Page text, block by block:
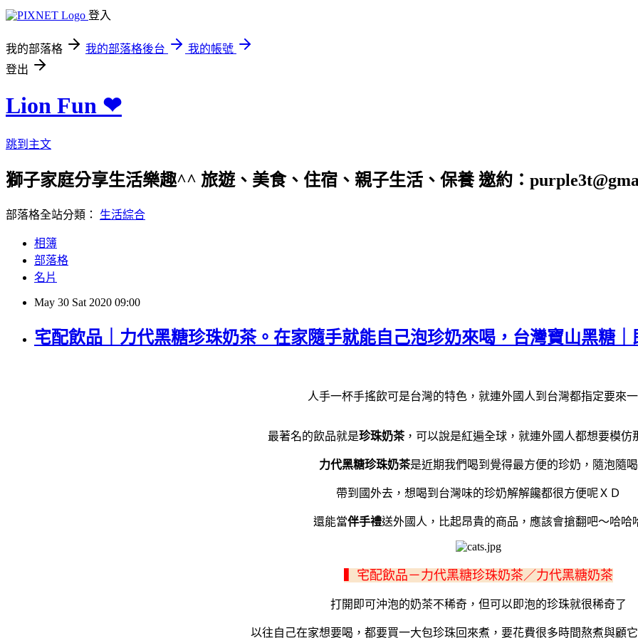
登入
我的部落格 我的部落格後台
我的帳號
登出
Lion Fun ❤
跳到主文
獅子家庭分享生活樂趣^^ 旅遊、美食、住宿、親子生活、保養 邀約：
部落格全站分類： 生活綜合
相簿
部落格
名片
May 30 Sat 2020 09:00
宅配飲品｜力代黑糖珍珠奶茶。在家隨手就能自己泡珍奶來喝，台灣寶山黑糖
人手一杯手搖飲可是台灣的特色，就連外國人到台灣都指定要來
最著名的飲品就是珍珠奶茶，可以說是紅遍全球，就連外國人都想要模仿
力代黑糖珍珠奶茶是近期我們喝到覺得最方便的珍奶，隨泡隨喝
帶到國外去，想喝到台灣味的珍奶解解饞都很方便呢ＸＤ
還能當伴手禮送外國人，比起昂貴的商品，應該會搶翻吧～哈哈
▍宅配飲品－力代黑糖珍珠奶茶／力代黑糖奶茶
打開即可沖泡的奶茶不稀奇，但可以即泡的珍珠就很稀奇了
以往自己在家想要喝，都要買一大包珍珠回來煮，要花費很多時間熬煮與顧